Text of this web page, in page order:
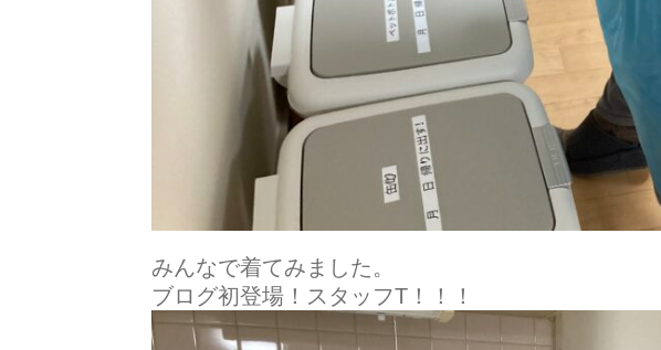
みんなで着てみました。
ブログ初登場！スタッフT！！！